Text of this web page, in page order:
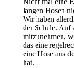
langen Hosen
Wir haben
der Schule. Auf
mitzunehmen,
das eine
eine Hose aus
hat.